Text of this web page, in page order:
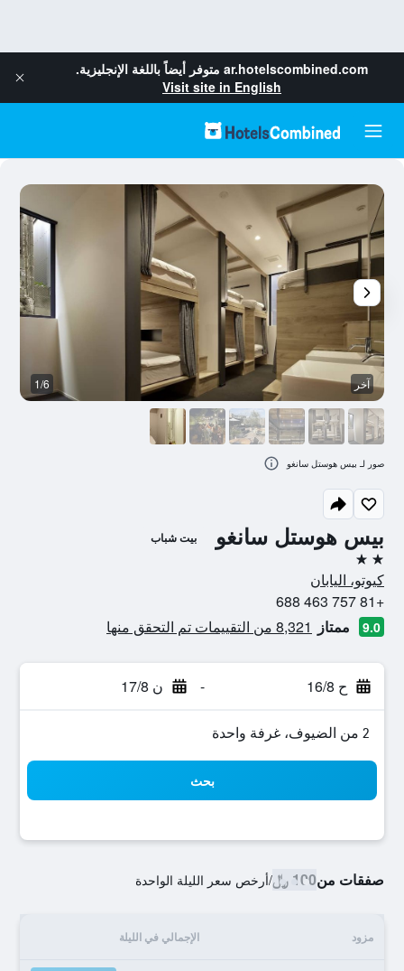
ar.hotelscombined.com متوفر أيضاً باللغة الإنجليزية.
Visit site in English
بيس هوستل سانغو بيت شباب
2 نجمتين
كيوتو، اليابان
+81 757 463 688
9.0 ممتاز 8,321 من التقييمات تم التحقق منها
ح 16/8 - ن 17/8
2 من الضيوف، غرفة واحدة
بحث
صفقات من100 ﷼ /أرخص سعر الليلة الواحدة
مزود الإجمالي في الليلة
آخر 1/6
صور لـ بيس هوستل سانغو